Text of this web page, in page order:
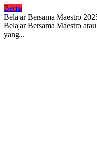
Berita
Belajar Bersama Maestro
Belajar Bersama Maestro
yang...